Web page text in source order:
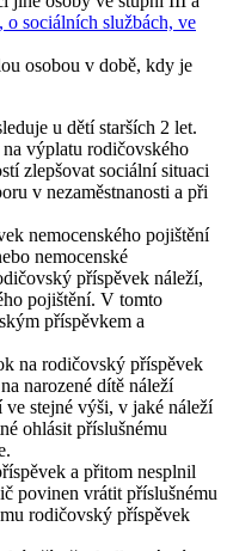
o sociálních službách, ve
osobou v době, kdy je
u dětí starších 2 let.
výplatu rodičovského
zlepšovat sociální situaci
v nezaměstnanosti a při
nemocenského pojištění
nemocenské
příspěvek náleží,
pojištění. V tomto
příspěvkem a
na rodičovský příspěvek
narozené dítě náleží
stejné výši, v jaké náleží
ohlásit příslušnému
a přitom nesplnil
povinen vrátit příslušnému
rodičovský příspěvek